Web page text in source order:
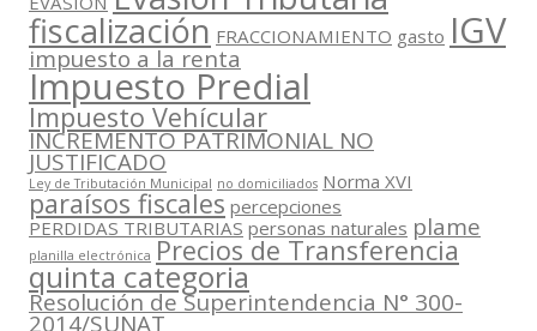
fiscalización FRACCIONAMIENTO gasto IGV
impuesto a la renta
Impuesto Predial
Impuesto Vehícular
INCREMENTO PATRIMONIAL NO
JUSTIFICADO
Ley de Tributación Municipal no domiciliados Norma XVI
paraísos fiscales percepciones
PERDIDAS TRIBUTARIAS personas naturales plame
planilla electrónica Precios de Transferencia
quinta categoria
Resolución de Superintendencia N° 300-
2014/SUNAT